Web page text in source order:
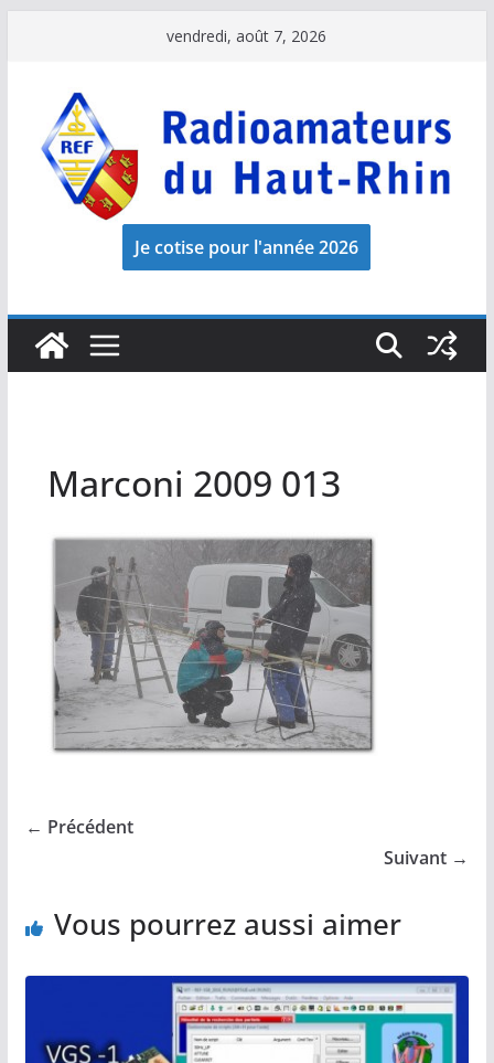
contenu
vendredi, août 7, 2026
Marconi 2009 013
← Précédent
Suivant →
Vous pourrez aussi aimer